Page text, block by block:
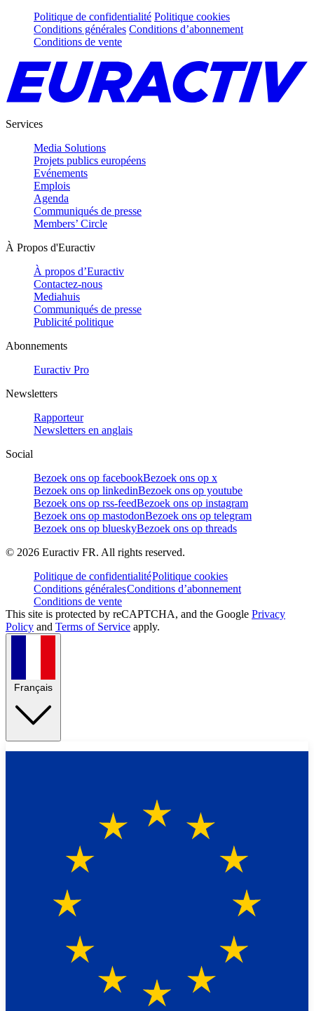
Politique de confidentialité Politique cookies
Conditions générales Conditions d’abonnement
Conditions de vente
Services
Media Solutions
Projets publics européens
Evénements
Emplois
Agenda
Communiqués de presse
Members’ Circle
À Propos d'Euractiv
À propos d’Euractiv
Contactez-nous
Mediahuis
Communiqués de presse
Publicité politique
Abonnements
Euractiv Pro
Newsletters
Rapporteur
Newsletters en anglais
Social
Bezoek ons op facebookBezoek ons op x
Bezoek ons op linkedinBezoek ons op youtube
Bezoek ons op rss-feedBezoek ons op instagram
Bezoek ons op mastodonBezoek ons op telegram
Bezoek ons op blueskyBezoek ons op threads
© 2026 Euractiv FR. All rights reserved.
Politique de confidentialitéPolitique cookies
Conditions généralesConditions d’abonnement
Conditions de vente
This site is protected by reCAPTCHA, and the Google Privacy
Policy and Terms of Service apply.
Français